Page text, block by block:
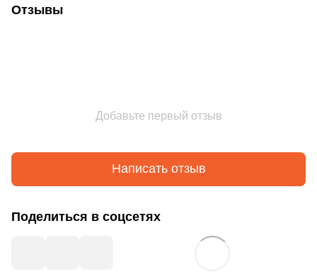
Отзывы
Добавьте первый отзыв
Написать отзыв
Поделиться в соцсетях